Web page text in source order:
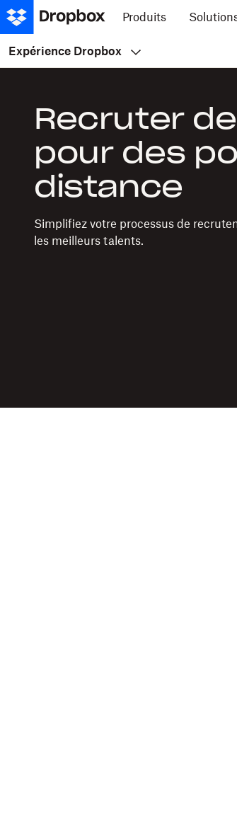
Produits
Expérience Dropbox
Recruter
pour des
distance
Simplifiez votre processus de
les meilleurs talents.